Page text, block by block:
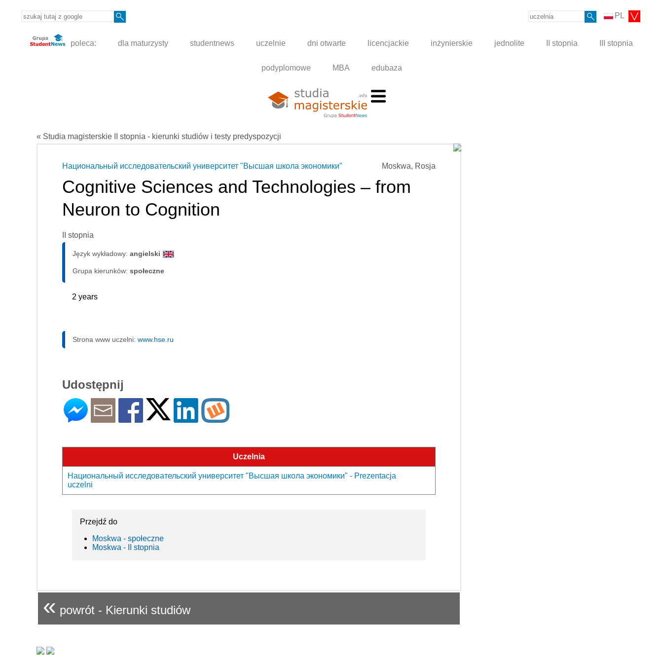
PL
poleca: dla maturzysty studentnews uczelnie dni otwarte licencjackie inżynierskie jednolite II stopnia III stopnia
podyplomowe MBA edubaza
« Studia magisterskie II stopnia - kierunki studiów i testy predyspozycji
Moskwa, Rosja
Национальный исследовательский университет "Высшая школа экономики"
Cognitive Sciences and Technologies – from
Neuron to Cognition
II stopnia
Język wykładowy: angielski
Grupa kierunków: społeczne
2 years
Strona www uczelni: www.hse.ru
Udostępnij
Uczelnia
Национальный исследовательский университет "Высшая школа экономики" - Prezentacja
uczelni
Przejdź do
Moskwa - społeczne
Moskwa - II stopnia
« powrót - Kierunki studiów